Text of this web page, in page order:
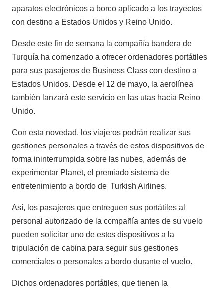
aparatos electrónicos a bordo aplicado a los trayectos
con destino a Estados Unidos y Reino Unido.
Desde este fin de semana la compañía bandera de
Turquía ha comenzado a ofrecer ordenadores portátiles
para sus pasajeros de Business Class con destino a
Estados Unidos. Desde el 12 de mayo, la aerolínea
también lanzará este servicio en las utas hacia Reino
Unido.
Con esta novedad, los viajeros podrán realizar sus
gestiones personales a través de estos dispositivos de
forma ininterrumpida sobre las nubes, además de
experimentar Planet, el premiado sistema de
entretenimiento a bordo de Turkish Airlines.
Así, los pasajeros que entreguen sus portátiles al
personal autorizado de la compañía antes de su vuelo
pueden solicitar uno de estos dispositivos a la
tripulación de cabina para seguir sus gestiones
comerciales o personales a bordo durante el vuelo.
Dichos ordenadores portátiles, que tienen la